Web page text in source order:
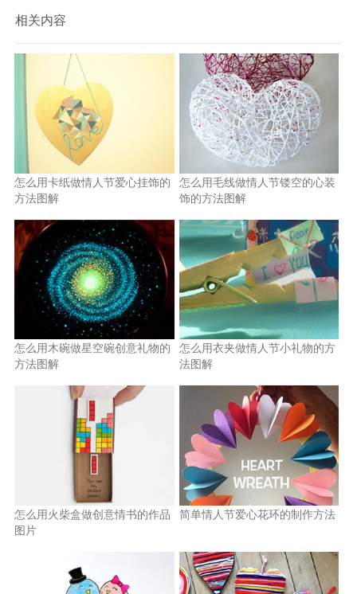
相关内容
怎么用卡纸做情人节爱心挂饰的
方法图解
怎么用毛线做情人节镂空的心装
饰的方法图解
怎么用木碗做星空碗创意礼物的
方法图解
怎么用衣夹做情人节小礼物的方
法图解
怎么用火柴盒做创意情书的作品
图片
简单情人节爱心花环的制作方法